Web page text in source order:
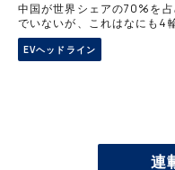
中国が世界シェアの70%を
でいないが、これはなにも4
だ。 これだけEVのニュース
普及となるとさほ
EVヘッドライン
連